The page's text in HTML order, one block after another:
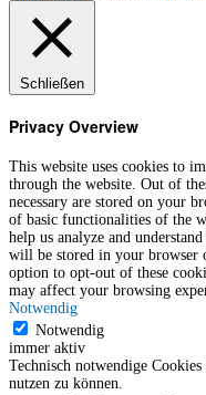
Schließen
Privacy Overview
This website uses cookies to
through the website. Out of
necessary are stored on your
of basic functionalities of the
help us analyze and
will be stored in your browser
option to opt-out of these
may affect your browsing
Notwendig
Notwendig
immer aktiv
Technisch notwendige
nutzen zu können.